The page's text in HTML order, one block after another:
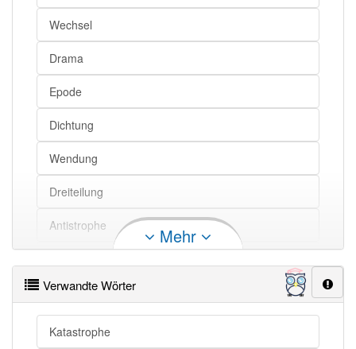
Wechsel
Drama
Epode
Dichtung
Wendung
Dreiteilung
Antistrophe
Chorgesang
Gesang
Mehr
Verwandte Wörter
Katastrophe